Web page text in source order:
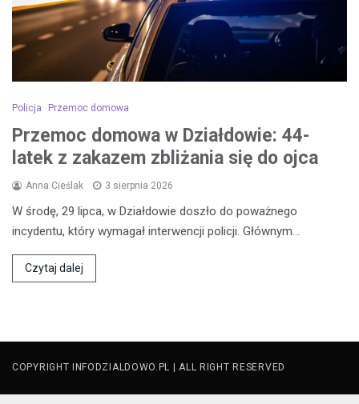
Policja Przemoc domowa
Przemoc domowa w Działdowie: 44-
latek z zakazem zbliżania się do ojca
Anna Cieślak 3 sierpnia 2026
W środę, 29 lipca, w Działdowie doszło do poważnego
incydentu, który wymagał interwencji policji. Głównym…
Czytaj dalej
COPYRIGHT INFODZIALDOWO.PL | ALL RIGHT RESERVED